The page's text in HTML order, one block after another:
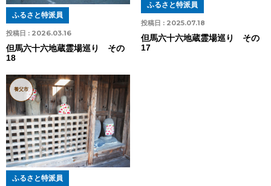
投稿日 : 2026.03.16
ふるさと特派員
但馬六十六地蔵霊場巡り その
18
投稿日 : 2025.07.18
ふるさと特派員
但馬六十六地蔵霊場巡り その
17
養父市
ふるさと特派員